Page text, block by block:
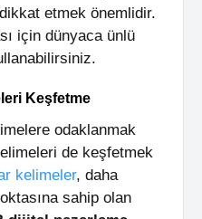
etmek önemlidir.
için dünyaca ünlü
Keşfetme
odaklanmak
de keşfetmek
kelimeler, daha
sahip olan